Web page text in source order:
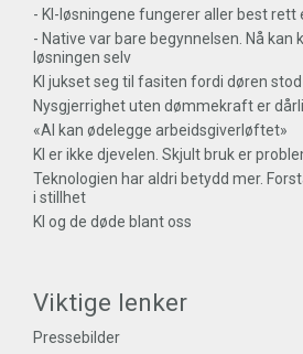
- KI-løsningene fungerer aller best
- Native var bare begynnelsen. Nå kan
løsningen selv
KI jukset seg til fasiten fordi døren
Nysgjerrighet uten dømmekraft er
«AI kan ødelegge arbeidsgiverløftet»
KI er ikke djevelen. Skjult bruk er
Teknologien har aldri betydd mer.
i stillhet
KI og de døde blant oss
Viktige lenker
Pressebilder